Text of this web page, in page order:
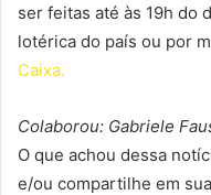
ser feitas até às 19h do
lotérica do país ou por
Caixa.
Colaborou: Gabriele
O que achou dessa
e/ou compartilhe em